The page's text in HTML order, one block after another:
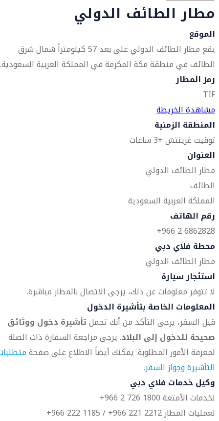
مطار الطائف الدولي
الموقع
يقع مطار الطائف الدولي على بعد 57 كيلومتراً شمال شرق
الطائف في منطقة مكة المكرمة في المملكة العربية السعودية.
رمز المطار
TIF
مشاهدة الخريطة
المنطقة الزمنية
توقيت غرينتش +3 ساعات
العنوان
مطار الطائف الدولي
الطائف
المملكة العربية السعودية
رقم الهاتف
6862828 2 966+
محطة فلاي دبي
مطار الطائف الدولي
استئجار سيارة
لا تتوفر معلومات عن ذلك، يرجى الاتصال بالمطار مباشرة.
المعلومات الخاصة بتأشيرة الدخول
قبل السفر، يرجى التأكد من أنك تحملتأشيرة دخول ووثائق
صحيحة للدخول إلى البلاد. يرجى مراجعة السفارة ذات الصلة
لمعرفة الأمور المطلوبة. يمكنك أيضاً الاطلاع على صفحة
التأشيرة وجواز السفر.
وكيل خدمات فلاي دبي
لخدمات الأمتعة 1800 726 2 966+
لعمليات المطار 2212 221 966+ / 1185 222 966+